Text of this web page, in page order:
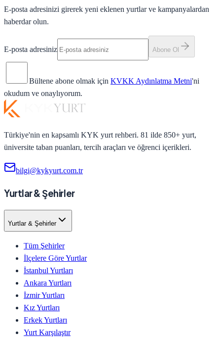
E-posta adresinizi girerek yeni eklenen yurtlar ve kampanyalardan
haberdar olun.
E-posta adresiniz Abone Ol
Bültene abone olmak için KVKK Aydınlatma Metni'ni
okudum ve onaylıyorum.
Türkiye'nin en kapsamlı KYK yurt rehberi. 81 ilde 850+ yurt,
üniversite taban puanları, tercih araçları ve öğrenci içerikleri.
bilgi@kykyurt.com.tr
Yurtlar & Şehirler
Yurtlar & Şehirler
Tüm Şehirler
İlçelere Göre Yurtlar
İstanbul Yurtları
Ankara Yurtları
İzmir Yurtları
Kız Yurtları
Erkek Yurtları
Yurt Karşılaştır